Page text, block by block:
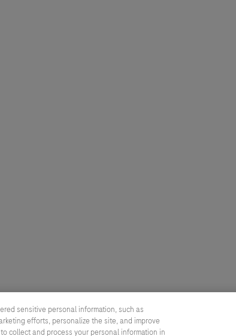
sensitive personal information, such as
efforts, personalize the site, and improve
collect and process your personal information in